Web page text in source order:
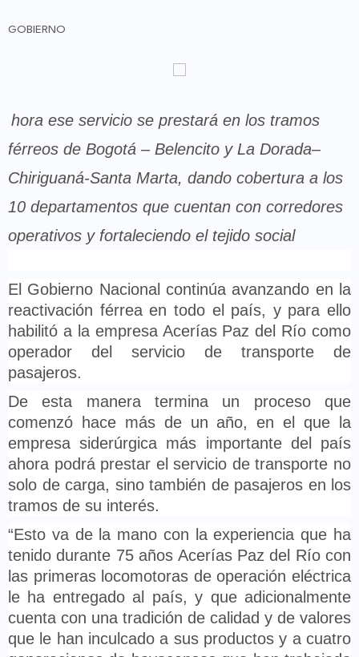
GOBIERNO
hora ese servicio se prestará en los tramos
férreos de Bogotá – Belencito y La Dorada–
Chiriguaná-Santa Marta, dando cobertura a los
10 departamentos que cuentan con corredores
operativos y fortaleciendo el tejido social
El Gobierno Nacional continúa avanzando en la
reactivación férrea en todo el país, y para ello
habilitó a la empresa Acerías Paz del Río como
operador del servicio de transporte de
pasajeros.
De esta manera termina un proceso que
comenzó hace más de un año, en el que la
empresa siderúrgica más importante del país
ahora podrá prestar el servicio de transporte no
solo de carga, sino también de pasajeros en los
tramos de su interés.
“Esto va de la mano con la experiencia que ha
tenido durante 75 años Acerías Paz del Río con
las primeras locomotoras de operación eléctrica
le ha entregado al país, y que adicionalmente
cuenta con una tradición de calidad y de valores
que le han inculcado a sus productos y a cuatro